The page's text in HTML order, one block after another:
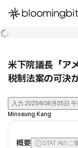
한국어
米下院議長「ア
税制法案の可決
入力 2025年06月05日 午
Minseung Kang
概要 STAT AIのご